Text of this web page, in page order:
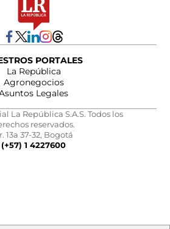
PORTALES
La República
Agronegocios
Legales
La República S.A.S. Todos los
reservados.
13a 37-32, Bogotá
(+57) 1 4227600